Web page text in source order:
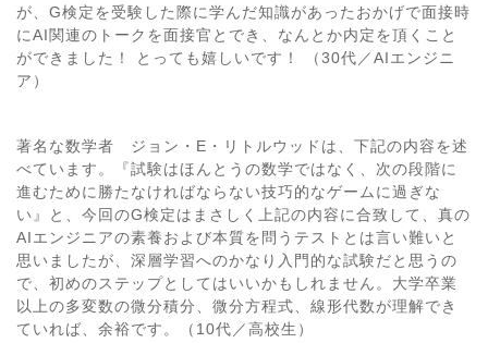
が、G検定を受験した際に学んだ知識があったおかげで面接時
にAI関連のトークを面接官とでき、なんとか内定を頂くこと
ができました！ とっても嬉しいです！ （30代／AIエンジニ
ア）
著名な数学者 ジョン・E・リトルウッドは、下記の内容を述
べています。『試験はほんとうの数学ではなく、次の段階に
進むために勝たなければならない技巧的なゲームに過ぎな
い』と、今回のG検定はまさしく上記の内容に合致して、真の
AIエンジニアの素養および本質を問うテストとは言い難いと
思いましたが、深層学習へのかなり入門的な試験だと思うの
で、初めのステップとしてはいいかもしれません。大学卒業
以上の多変数の微分積分、微分方程式、線形代数が理解でき
ていれば、余裕です。（10代／高校生）